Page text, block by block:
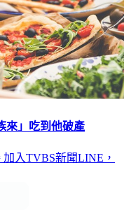
來」吃到他破產
加入TVBS新聞LINE，